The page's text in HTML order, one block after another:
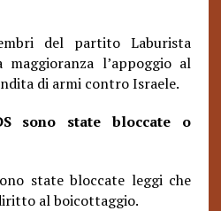
del partito Laburista
l’appoggio al
di armi contro Israele.
sono state bloccate o
state bloccate leggi che
al boicottaggio.